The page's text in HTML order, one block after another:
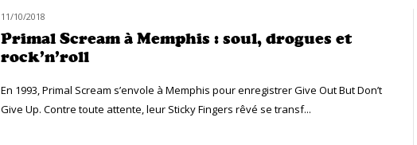
11/10/2018
Primal Scream à Memphis : soul, drogues et
rock’n’roll
En 1993, Primal Scream s’envole à Memphis pour enregistrer Give Out But Don’t
Give Up. Contre toute attente, leur Sticky Fingers rêvé se transf...